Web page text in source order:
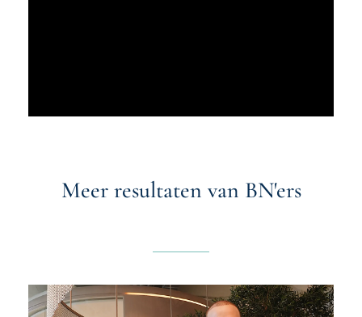
Meer resultaten van BN'ers